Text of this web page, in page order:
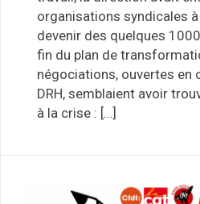
organisations syndicales
devenir des quelques
fin du plan de
négociations, ouvertes en
DRH, semblaient avoir
à la crise : […]